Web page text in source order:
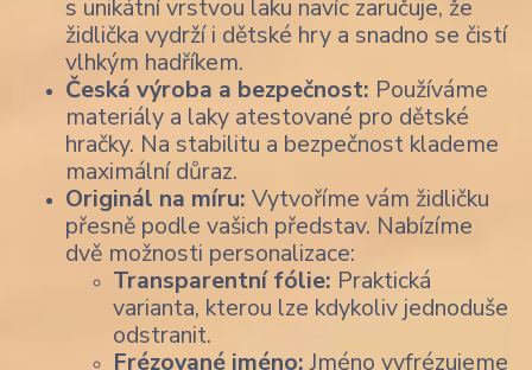
s unikátní vrstvou laku navíc zaručuje, že
židlička vydrží i dětské hry a snadno se čistí
vlhkým hadříkem.
Česká výroba a bezpečnost: Používáme
materiály a laky atestované pro dětské
hračky. Na stabilitu a bezpečnost klademe
maximální důraz.
Originál na míru: Vytvoříme vám židličku
přesně podle vašich představ. Nabízíme
dvě možnosti personalizace:
Transparentní fólie: Praktická
varianta, kterou lze kdykoliv jednoduše
odstranit.
Frézované jméno:Jméno vyfrézujeme